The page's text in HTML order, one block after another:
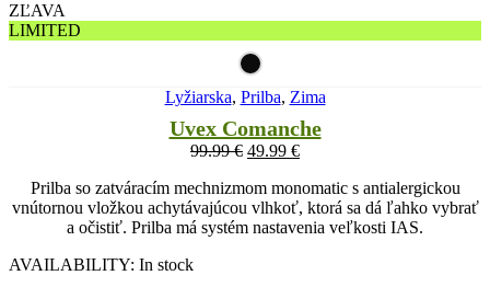
ZĽAVA
LIMITED
Lyžiarska, Prilba, Zima
Uvex Comanche
99.99€ 49.99 €
Prilba so zatváracím mechnizmom monomatic s antialergickou
vnútornou vložkou achytávajúcou vlhkoť, ktorá sa dá ľahko vybrať
a očistiť. Prilba má systém nastavenia veľkosti IAS.
AVAILABILITY: In stock